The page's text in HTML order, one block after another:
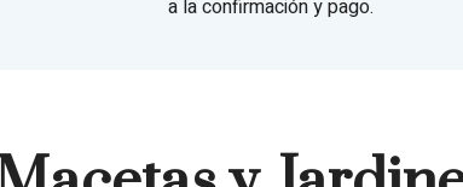
a la confirmación y pago.